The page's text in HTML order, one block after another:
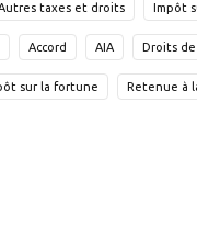
taxes et droits Impôt
Accord AIA Droits de
sur la fortune Retenue à